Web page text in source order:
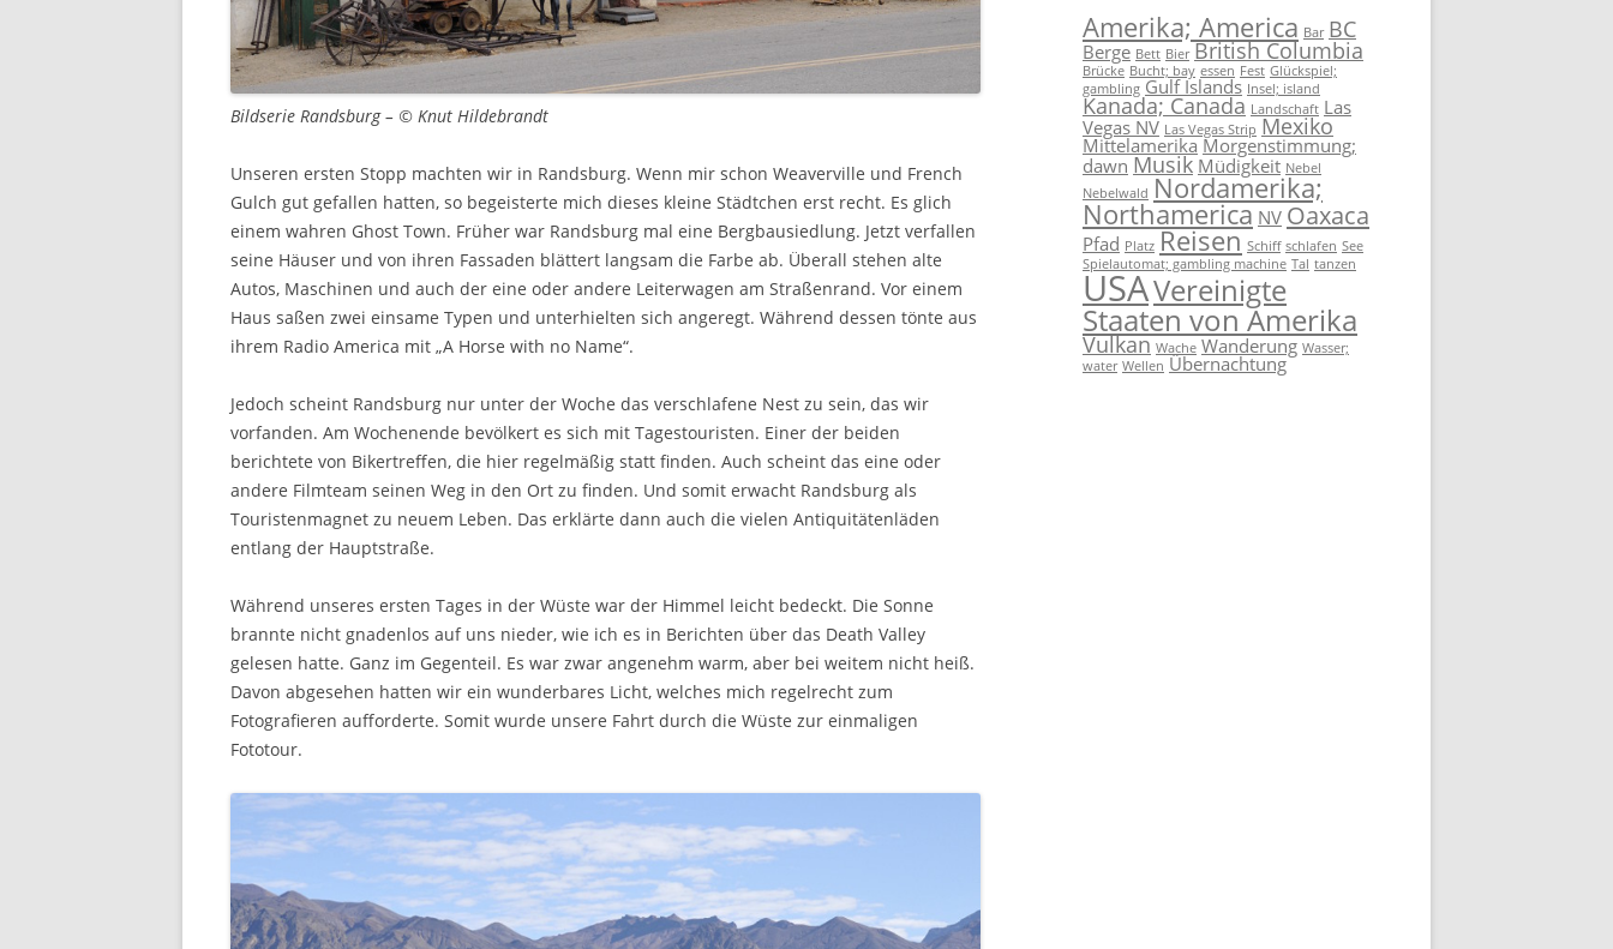
Bildserie Randsburg – © Knut Hildebrandt
Unseren ersten Stopp machten wir in Randsburg. Wenn mir schon Weaverville und French
Gulch gut gefallen hatten, so begeisterte mich dieses kleine Städtchen erst recht. Es glich
einem wahren Ghost Town. Früher war Randsburg mal eine Bergbausiedlung. Jetzt verfallen
seine Häuser und von ihren Fassaden blättert langsam die Farbe ab. Überall stehen alte
Autos, Maschinen und auch der eine oder andere Leiterwagen am Straßenrand. Vor einem
Haus saßen zwei einsame Typen und unterhielten sich angeregt. Während dessen tönte aus
ihrem Radio America mit „A Horse with no Name“.
Jedoch scheint Randsburg nur unter der Woche das verschlafene Nest zu sein, das wir
vorfanden. Am Wochenende bevölkert es sich mit Tagestouristen. Einer der beiden
berichtete von Bikertreffen, die hier regelmäßig statt finden. Auch scheint das eine oder
andere Filmteam seinen Weg in den Ort zu finden. Und somit erwacht Randsburg als
Touristenmagnet zu neuem Leben. Das erklärte dann auch die vielen Antiquitätenläden
entlang der Hauptstraße.
Während unseres ersten Tages in der Wüste war der Himmel leicht bedeckt. Die Sonne
brannte nicht gnadenlos auf uns nieder, wie ich es in Berichten über das Death Valley
gelesen hatte. Ganz im Gegenteil. Es war zwar angenehm warm, aber bei weitem nicht heiß.
Davon abgesehen hatten wir ein wunderbares Licht, welches mich regelrecht zum
Fotografieren aufforderte. Somit wurde unsere Fahrt durch die Wüste zur einmaligen
Fototour.
Amerika; America Bar BC
Berge Bett Bier British Columbia
Brücke Bucht; bay essen Fest Glückspiel;
gambling Gulf Islands Insel; island
Kanada; Canada Landschaft Las
Vegas NV Las Vegas Strip Mexiko
Mittelamerika Morgenstimmung;
dawn Musik Müdigkeit Nebel
Nebelwald Nordamerika;
Northamerica NV Oaxaca
Pfad Platz Reisen Schiff schlafen See
Spielautomat; gambling machine Tal tanzen
USAVereinigte
Staaten von Amerika
Vulkan Wache Wanderung Wasser;
water Wellen Übernachtung